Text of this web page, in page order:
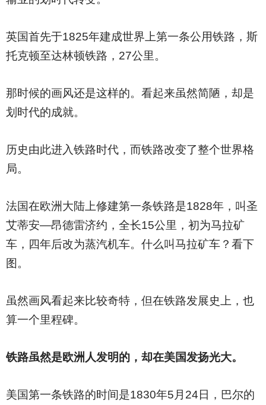
英国首先于1825年建成世界上第一条公用铁路，斯
托克顿至达林顿铁路，27公里。
那时候的画风还是这样的。看起来虽然简陋，却是
划时代的成就。
历史由此进入铁路时代，而铁路改变了整个世界格
局。
法国在欧洲大陆上修建第一条铁路是1828年，叫圣
艾蒂安—昂德雷济约，全长15公里，初为马拉矿
车，四年后改为蒸汽机车。什么叫马拉矿车？看下
图。
虽然画风看起来比较奇特，但在铁路发展史上，也
算一个里程碑。
铁路虽然是欧洲人发明的，却在美国发扬光大。
美国第一条铁路的时间是1830年5月24日，巴尔的